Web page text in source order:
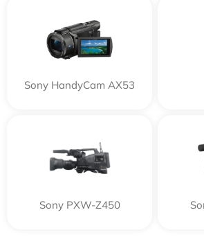
Sony HandyCam AX53
Sony PXW-Z450